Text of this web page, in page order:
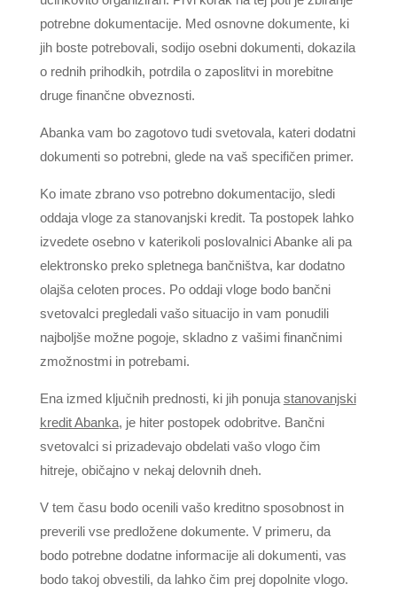
potrebne dokumentacije. Med osnovne dokumente, ki
jih boste potrebovali, sodijo osebni dokumenti, dokazila
o rednih prihodkih, potrdila o zaposlitvi in morebitne
druge finančne obveznosti.
Abanka vam bo zagotovo tudi svetovala, kateri dodatni
dokumenti so potrebni, glede na vaš specifičen primer.
Ko imate zbrano vso potrebno dokumentacijo, sledi
oddaja vloge za stanovanjski kredit. Ta postopek lahko
izvedete osebno v katerikoli poslovalnici Abanke ali pa
elektronsko preko spletnega bančništva, kar dodatno
olajša celoten proces. Po oddaji vloge bodo bančni
svetovalci pregledali vašo situacijo in vam ponudili
najboljše možne pogoje, skladno z vašimi finančnimi
zmožnostmi in potrebami.
Ena izmed ključnih prednosti, ki jih ponuja stanovanjski
kredit Abanka, je hiter postopek odobritve. Bančni
svetovalci si prizadevajo obdelati vašo vlogo čim
hitreje, običajno v nekaj delovnih dneh.
V tem času bodo ocenili vašo kreditno sposobnost in
preverili vse predložene dokumente. V primeru, da
bodo potrebne dodatne informacije ali dokumenti, vas
bodo takoj obvestili, da lahko čim prej dopolnite vlogo.